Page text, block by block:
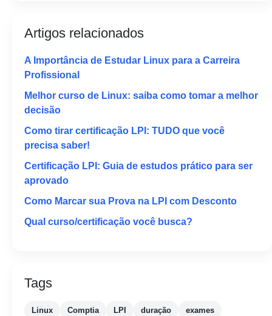
Artigos relacionados
A Importância de Estudar Linux para a Carreira
Profissional
Melhor curso de Linux: saiba como tomar a melhor
decisão
Como tirar certificação LPI: TUDO que você
precisa saber!
Certificação LPI: Guia de estudos prático para ser
aprovado
Como Marcar sua Prova na LPI com Desconto
Qual curso/certificação você busca?
Tags
Linux Comptia LPI duração exames